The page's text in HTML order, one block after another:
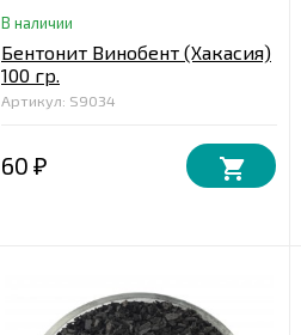
В наличии
Бентонит Винобент (Хакасия)
100 гр.
Артикул: S9034
60 ₽